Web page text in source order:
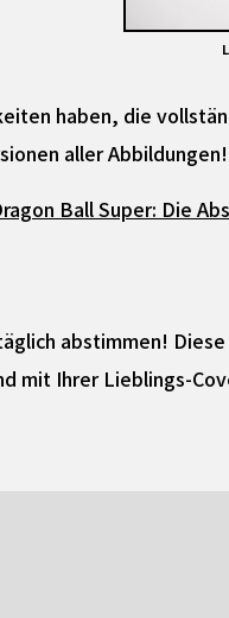
haben, die
aller Abbildungen!
Ball Super: Die
abstimmen!
mit Ihrer Lieblings-